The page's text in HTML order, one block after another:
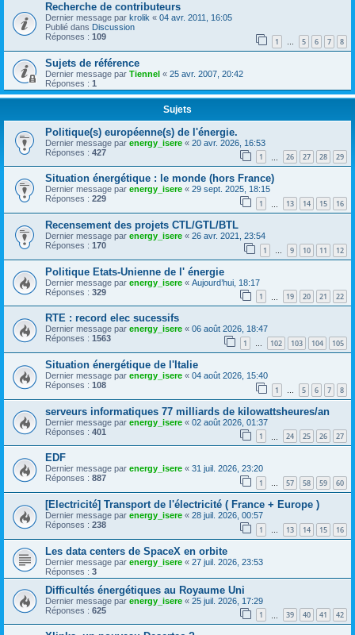
Recherche de contributeurs
Dernier message par krolik « 04 avr. 2011, 16:05
Publié dans Discussion
Réponses : 109 1 … 5 6 7 8
Sujets de référence
Dernier message par Tiennel « 25 avr. 2007, 20:42
Réponses : 1
Sujets
Politique(s) européenne(s) de l'énergie.
Dernier message par energy_isere « 20 avr. 2026, 16:53
Réponses : 427 1 26 27 28 29
Situation énergétique : le monde (hors France)
Dernier message par energy_isere « 29 sept. 2025, 18:15
Réponses : 229 1 13 14 15 16
Recensement des projets CTL/GTL/BTL
Dernier message par energy_isere « 26 avr. 2021, 23:54
Réponses : 170 1 … 9 10 11 12
Politique Etats-Unienne de l' énergie
Dernier message par energy_isere « Aujourd’hui, 18:17
Réponses : 329 1 19 20 21 22
RTE : record elec sucessifs
Dernier message par energy_isere « 06 août 2026, 18:47
Réponses : 1563 1 … 102 103 104 105
Situation énergétique de l'Italie
Dernier message par energy_isere « 04 août 2026, 15:40
Réponses : 108 1 … 5 6 7 8
serveurs informatiques 77 milliards de kilowattsheures/an
Dernier message par energy_isere « 02 août 2026, 01:37
Réponses : 401 1 24 25 26 27
EDF
Dernier message par energy_isere « 31 juil. 2026, 23:20
Réponses : 887 1 … 57 58 59 60
[Electricité] Transport de l'électricité ( France + Europe )
Dernier message par energy_isere « 28 juil. 2026, 00:57
Réponses : 238 1 … 13 14 15 16
Les data centers de SpaceX en orbite
Dernier message par energy_isere « 27 juil. 2026, 23:53
Réponses : 3
Difficultés énergétiques au Royaume Uni
Dernier message par energy_isere « 25 juil. 2026, 17:29
Réponses : 625 1 39 40 41 42